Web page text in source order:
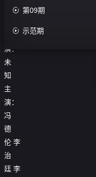
0.0
演：
未
知
主
演：
冯
德
伦 李
治
廷 李
 第09期
 示范期